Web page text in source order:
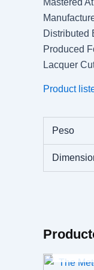
Mastered
Distributed
Produced
Lacquer
Product
Peso